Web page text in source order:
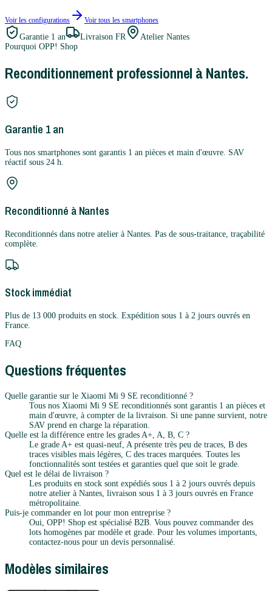
Voir les configurations Voir tous les smartphones
Garantie 1 an Livraison FR
Atelier Nantes
Pourquoi OPP! Shop
Reconditionnement professionnel à Nantes.
Garantie 1 an
Tous nos smartphones sont garantis 1 an pièces et main d'œuvre. SAV
réactif sous 24 h.
Reconditionné à Nantes
Reconditionnés dans notre atelier à Nantes. Pas de sous-traitance, traçabilité
complète.
Stock immédiat
Plus de 13 000 produits en stock. Expédition sous 1 à 2 jours ouvrés en
France.
FAQ
Questions fréquentes
Quelle garantie sur le Xiaomi Mi 9 SE reconditionné ?
Tous nos Xiaomi Mi 9 SE reconditionnés sont garantis 1 an pièces et
main d'œuvre, à compter de la livraison. Si une panne survient, notre
SAV prend en charge la réparation.
Quelle est la différence entre les grades A+, A, B, C ?
Le grade A+ est quasi-neuf, A présente très peu de traces, B des
traces visibles mais légères, C des traces marquées. Toutes les
fonctionnalités sont testées et garanties quel que soit le grade.
Quel est le délai de livraison ?
Les produits en stock sont expédiés sous 1 à 2 jours ouvrés depuis
notre atelier à Nantes, livraison sous 1 à 3 jours ouvrés en France
métropolitaine.
Puis-je commander en lot pour mon entreprise ?
Oui, OPP! Shop est spécialisé B2B. Vous pouvez commander des
lots homogènes par modèle et grade. Pour les volumes importants,
contactez-nous pour un devis personnalisé.
Modèles similaires